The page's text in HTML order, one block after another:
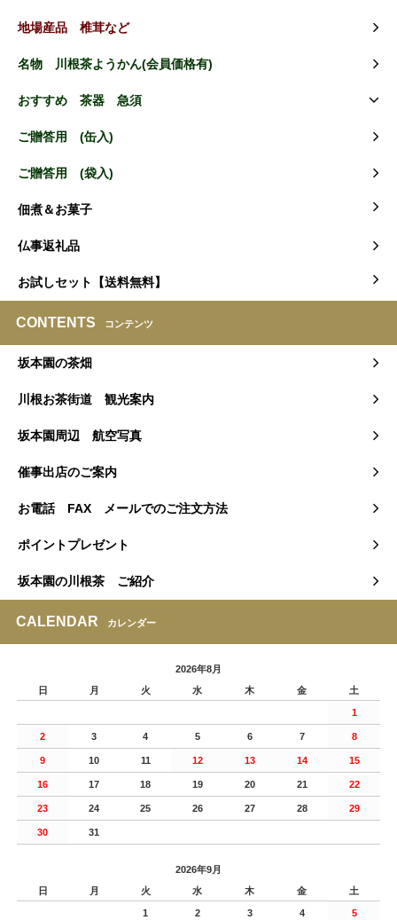
地場産品 椎茸など
名物 川根茶ようかん(会員価格有)
おすすめ 茶器 急須
ご贈答用 (缶入)
ご贈答用 (袋入)
佃煮＆お菓子
仏事返礼品
お試しセット【送料無料】
CONTENTS コンテンツ
坂本園の茶畑
川根お茶街道 観光案内
坂本園周辺 航空写真
催事出店のご案内
お電話 FAX メールでのご注文方法
ポイントプレゼント
坂本園の川根茶 ご紹介
CALENDAR カレンダー
2026年8月
日
月 火 水 木 金 土
1
2 3 4 5 6 7 8
9 10 11 12 13 14 15
16 17 18 19 20 21 22
23 24 25 26 27 28 29
30 31
2026年9月
日
月 火 水 木 金 土
1 2 3 4 5